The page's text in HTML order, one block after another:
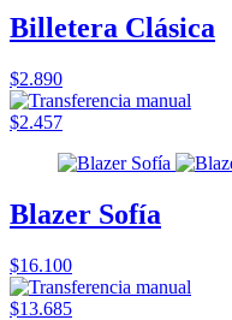
Billetera Clásica
$2.890
$2.457
Blazer Sofía
$16.100
$13.685